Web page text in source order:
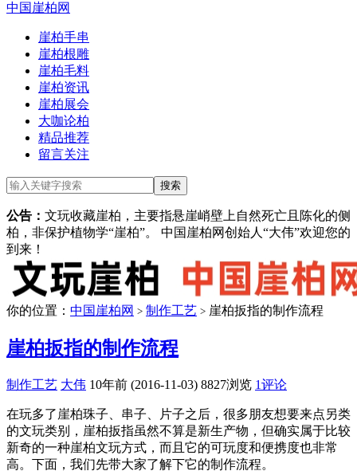
中国崖柏网
崖柏手串
崖柏根雕
崖柏毛料
崖柏资讯
崖柏展会
大咖论柏
精品推荐
留言关注
公告： 文玩收藏崖柏，主要指悬崖峭壁上自然死亡且陈化的侧
柏，非保护植物学“崖柏”。 中国崖柏网创始人“大伟”欢迎您的
到来！
你的位置： 中国崖柏网 > 制作工艺 > 崖柏扳指的制作流程
崖柏扳指的制作流程
制作工艺 大伟 10年前 (2016-11-03) 8827浏览 1评论
在玩多了崖柏珠子、串子、片子之后，很多朋友想要来点另类
的文玩类别，崖柏扳指虽然不算是新生产物，但确实属于比较
新奇的一种崖柏文玩方式，而且它的可玩度和便携度也非常
高。下面，我们先带大家了解下它的制作流程。